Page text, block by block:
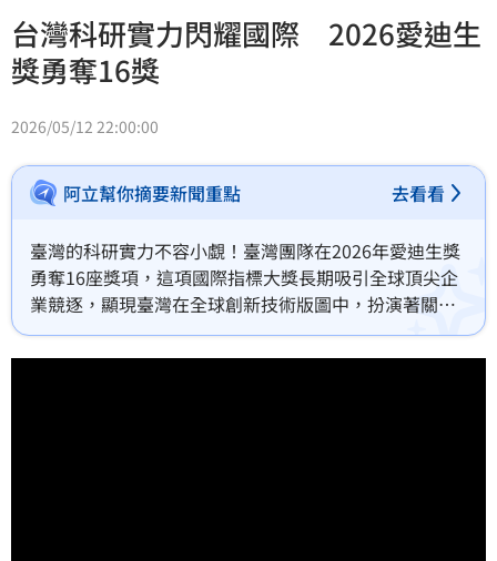
台灣科研實力閃耀國際 2026愛迪生
獎勇奪16獎
2026/05/12 22:00:00
阿立幫你摘要新聞重點 去看看
臺灣的科研實力不容小覷！臺灣團隊在2026年愛迪生獎
勇奪16座獎項，這項國際指標大獎長期吸引全球頂尖企
業競逐，顯現臺灣在全球創新技術版圖中，扮演著關鍵
角色。